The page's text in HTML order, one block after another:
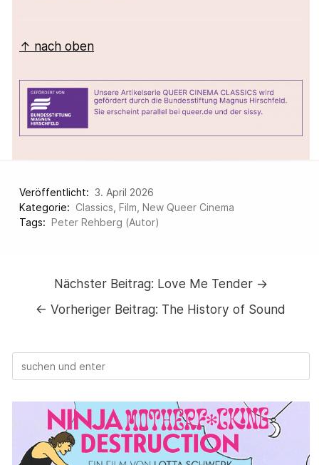
↑ nach oben
Veröffentlicht: 3. April 2026
Kategorie: Classics,Film,New Queer Cinema
Tags: Peter Rehberg (Autor)
Nächster Beitrag: Love Me Tender →
←Vorheriger Beitrag: The History of Sound